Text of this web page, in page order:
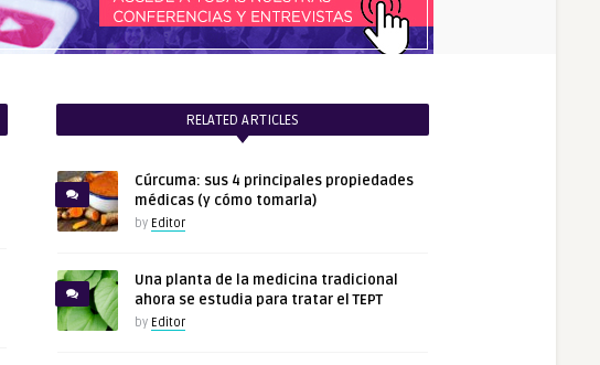
RELATED ARTICLES
Cúrcuma: sus 4 principales propiedades
médicas (y cómo tomarla)
by Editor
Una planta de la medicina tradicional
ahora se estudia para tratar el TEPT
by Editor